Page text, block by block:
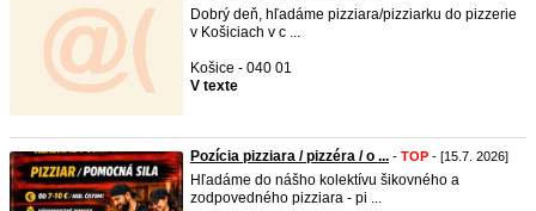
Dobrý deň, hľadáme pizziara/pizziarku do pizzerie
v Košiciach v c ...
Košice - 040 01
V texte
Pozícia pizziara / pizzéra / o ... - TOP - [15.7. 2026]
Hľadáme do nášho kolektívu šikovného a
zodpovedného pizziara - pi ...